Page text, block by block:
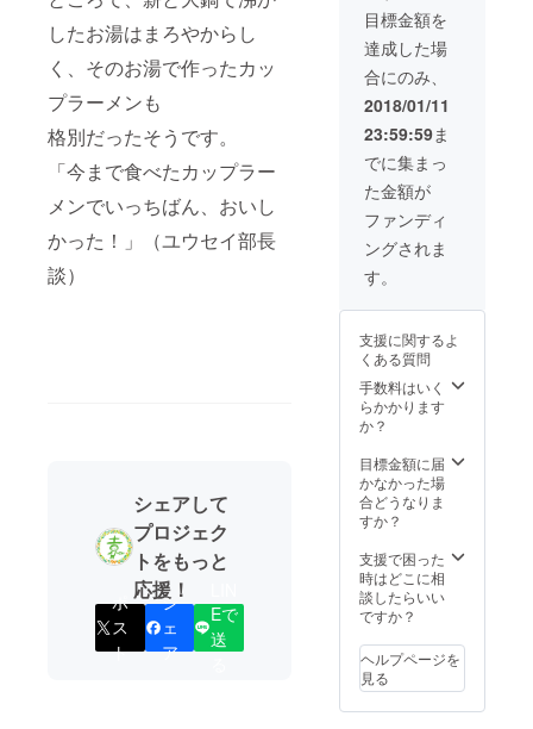
したお湯はまろやからし
く、そのお湯で作ったカッ
プラーメンも
格別だったそうです。
「今まで食べたカップラー
メンでいっちばん、おいし
かった！」（ユウセイ部長
談）
シェアして
プロジェク
トをもっと
応援！
ポ
ス
ト
シ
ェ
ア
Eで
送
ズ：
中）
http://e
nmusu
bi-
shi.com
頂きま
す。）
◎「園
むすび
プロ
ジェク
ト」
ホーム
ページ
内に
「スペ
シャル
サポー
お名前
（文字
サイ
ズ：
大）
bi-
funaha
shi.com
サポー
ター」
として
お名前
を掲載
（文字
サイ
ズ：
大）
http://e
nmusu
bi-
funaha
ランチ
会食、
村内パ
トロー
ル、な
ど。（※
体験内
容は応
相談）
◎「園
むすび
プロ
ジェク
ページ
「スペ
シャル
サポー
ター」
を掲載
（文字
サイ
http://e
nmusu
bi-
funaha
/
目標金額を
達成した場
合にのみ、
2018/01/11
23:59:59ま
でに集まっ
た金額が
ファンディ
ングされま
す。
支援に関するよ
くある質問
手数料はいく
らかかります
か？
目標金額に届
かなかった場
合どうなりま
すか？
支援で困った
時はどこに相
談したらいい
ですか？
ヘルプページを
見る